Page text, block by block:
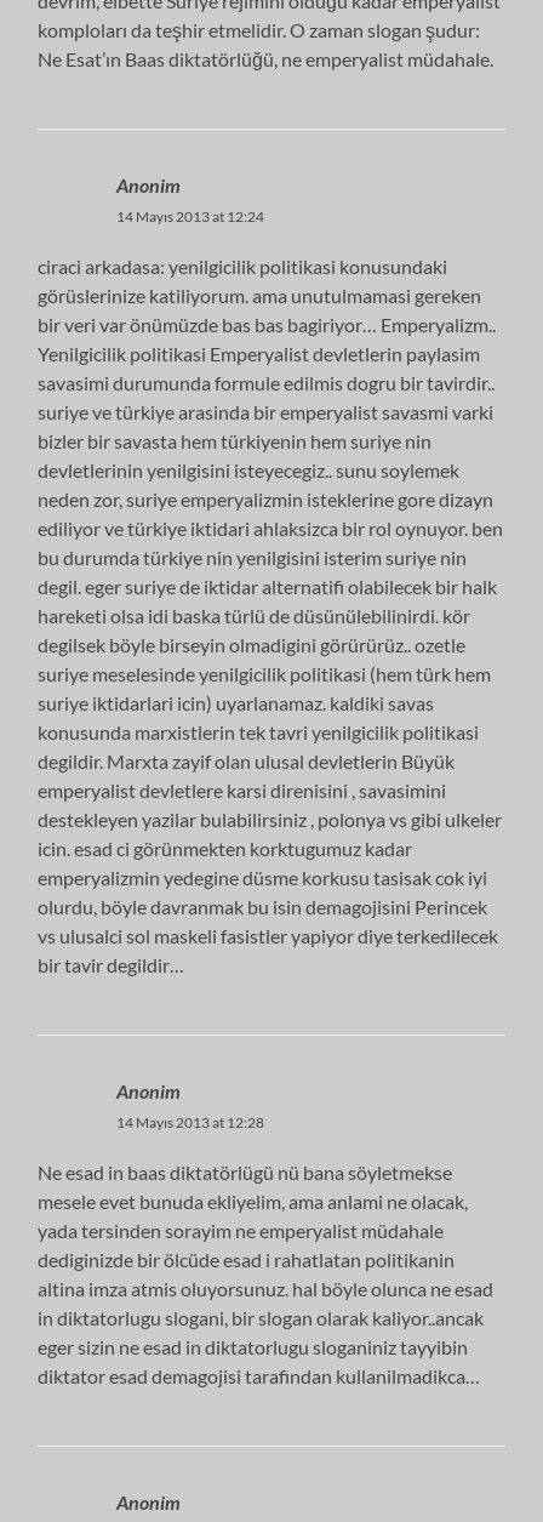
komploları da teşhir etmelidir. O zaman slogan şudur:
Ne Esat’ın Baas diktatörlüğü, ne emperyalist müdahale.
Anonim
14 Mayıs 2013 at 12:24
ciraci arkadasa: yenilgicilik politikasi konusundaki
görüslerinize katiliyorum. ama unutulmamasi gereken
bir veri var önümüzde bas bas bagiriyor… Emperyalizm..
Yenilgicilik politikasi Emperyalist devletlerin paylasim
savasimi durumunda formule edilmis dogru bir tavirdir..
suriye ve türkiye arasinda bir emperyalist savasmi varki
bizler bir savasta hem türkiyenin hem suriye nin
devletlerinin yenilgisini isteyecegiz.. sunu soylemek
neden zor, suriye emperyalizmin isteklerine gore dizayn
ediliyor ve türkiye iktidari ahlaksizca bir rol oynuyor. ben
bu durumda türkiye nin yenilgisini isterim suriye nin
degil. eger suriye de iktidar alternatifi olabilecek bir halk
hareketi olsa idi baska türlü de düsünülebilinirdi. kör
degilsek böyle birseyin olmadigini görürürüz.. ozetle
suriye meselesinde yenilgicilik politikasi (hem türk hem
suriye iktidarlari icin) uyarlanamaz. kaldiki savas
konusunda marxistlerin tek tavri yenilgicilik politikasi
degildir. Marxta zayif olan ulusal devletlerin Büyük
emperyalist devletlere karsi direnisini , savasimini
destekleyen yazilar bulabilirsiniz , polonya vs gibi ulkeler
icin. esad ci görünmekten korktugumuz kadar
emperyalizmin yedegine düsme korkusu tasisak cok iyi
olurdu, böyle davranmak bu isin demagojisini Perincek
vs ulusalci sol maskeli fasistler yapiyor diye terkedilecek
bir tavir degildir…
Anonim
14 Mayıs 2013 at 12:28
Ne esad in baas diktatörlügü nü bana söyletmekse
mesele evet bunuda ekliyelim, ama anlami ne olacak,
yada tersinden sorayim ne emperyalist müdahale
dediginizde bir ölcüde esad i rahatlatan politikanin
altina imza atmis oluyorsunuz. hal böyle olunca ne esad
in diktatorlugu slogani, bir slogan olarak kaliyor..ancak
eger sizin ne esad in diktatorlugu sloganiniz tayyibin
diktator esad demagojisi tarafindan kullanilmadikca…
Anonim